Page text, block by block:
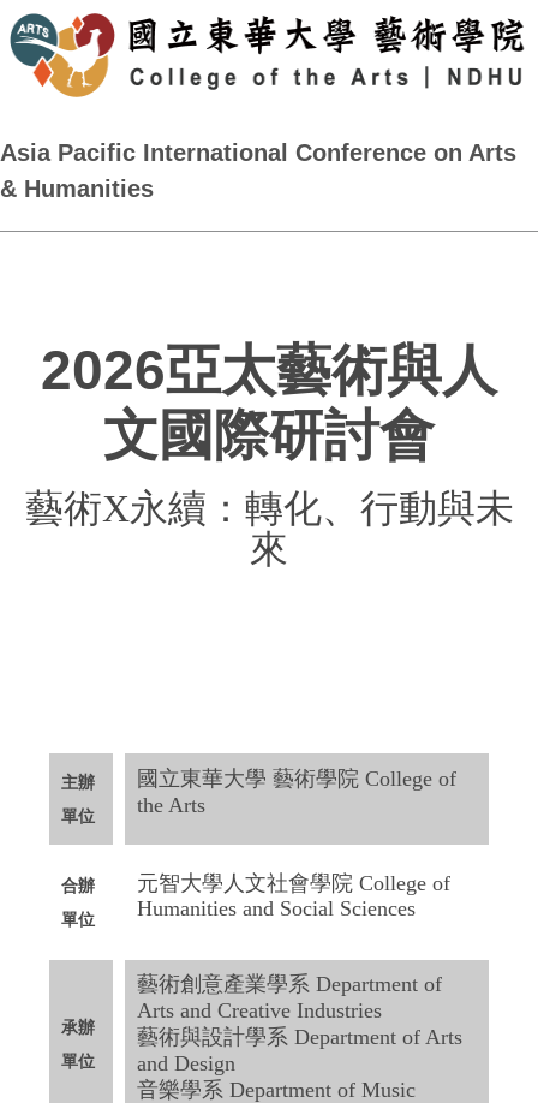
Asia Pacific International Conference on Arts
& Humanities
2026亞太藝術與人
文國際研討會
藝術X永續：轉化、行動與未
來
主辦
單位
國立東華大學 藝術學院 College of
the Arts
合辦
單位
元智大學人文社會學院 College of
Humanities and Social Sciences
承辦
單位
藝術創意產業學系 Department of
Arts and Creative Industries
藝術與設計學系 Department of Arts
and Design
音樂學系 Department of Music